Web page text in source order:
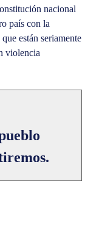
nacional
país con la
están seriamente
violencia